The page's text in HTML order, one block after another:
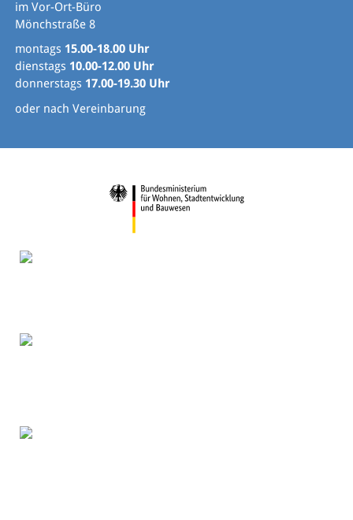
im Vor-Ort-Büro
Mönchstraße 8
montags 15.00-18.00 Uhr
dienstags 10.00-12.00 Uhr
donnerstags 17.00-19.30 Uhr
oder nach Vereinbarung